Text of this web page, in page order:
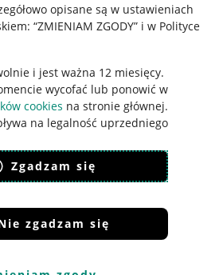
opisane są w ustawieniach
“ZMIENIAM ZGODY” i w Polityce
i jest ważna 12 miesięcy.
wycofać lub ponowić w
cookies na stronie głównej.
na legalność uprzedniego
polityka ochrony prywatności
Zgadzam się
zgadzam się
akceptacjęregulaminu